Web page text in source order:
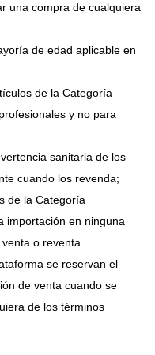
una compra de cualquiera
de edad aplicable en
de la Categoría
y no para
sanitaria de los
cuando los revenda;
de la Categoría
importación en ninguna
o reventa.
se reservan el
de venta cuando se
de los términos